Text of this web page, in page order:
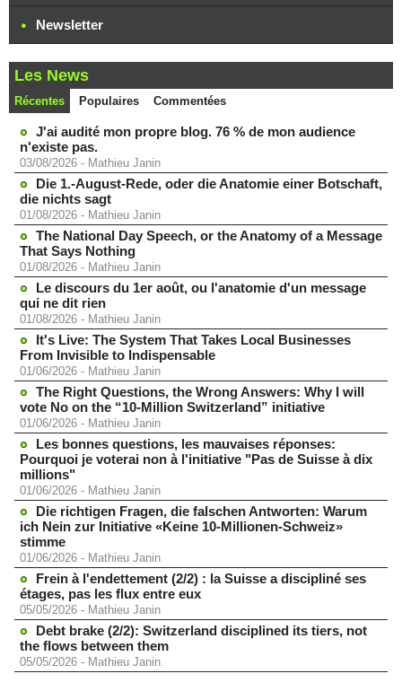
Newsletter
Les News
Récentes Populaires Commentées
J'ai audité mon propre blog. 76 % de mon audience
n'existe pas.
03/08/2026 - Mathieu Janin
Die 1.-August-Rede, oder die Anatomie einer Botschaft,
die nichts sagt
01/08/2026 - Mathieu Janin
The National Day Speech, or the Anatomy of a Message
That Says Nothing
01/08/2026 - Mathieu Janin
Le discours du 1er août, ou l'anatomie d'un message
qui ne dit rien
01/08/2026 - Mathieu Janin
It's Live: The System That Takes Local Businesses
From Invisible to Indispensable
01/06/2026 - Mathieu Janin
The Right Questions, the Wrong Answers: Why I will
vote No on the “10-Million Switzerland” initiative
01/06/2026 - Mathieu Janin
Les bonnes questions, les mauvaises réponses:
Pourquoi je voterai non à l'initiative "Pas de Suisse à dix
millions"
01/06/2026 - Mathieu Janin
Die richtigen Fragen, die falschen Antworten: Warum
ich Nein zur Initiative «Keine 10-Millionen-Schweiz»
stimme
01/06/2026 - Mathieu Janin
Frein à l'endettement (2/2) : la Suisse a discipliné ses
étages, pas les flux entre eux
05/05/2026 - Mathieu Janin
Debt brake (2/2): Switzerland disciplined its tiers, not
the flows between them
05/05/2026 - Mathieu Janin